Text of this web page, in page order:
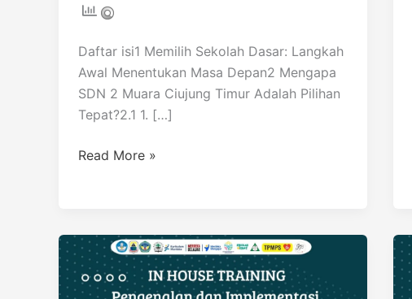
Daftar isi1 Memilih Sekolah Dasar: Langkah
Awal Menentukan Masa Depan2 Mengapa
SDN 2 Muara Ciujung Timur Adalah Pilihan
Tepat?2.1 1. […]
Read More »
HALAL
BI
HALAL